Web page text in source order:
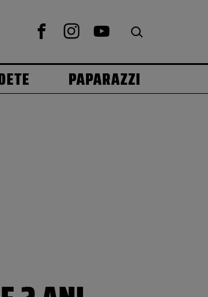
PAPARAZZI